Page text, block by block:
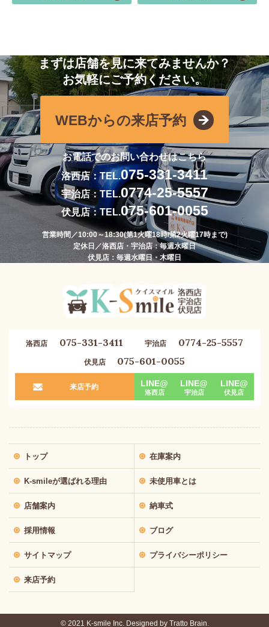
まずは店舗を見に来てみませんか？
お気軽にご予約ください。
WEBからの来店予約
お電話でのお問い合わせはこちら
洛西店：TEL.075-331-3411
宇治店：TEL.0774-25-5557
伏見店：TEL.075-601-0055
営業時間／10:00～18:30(第1火曜18時/第2火曜17時まで)
定休日／洛西店・宇治店：毎週水曜日
伏見店：毎週水曜日・木曜日
洛西店 075-331-3411 宇治店 0774-25-5557
伏見店 075-601-0055
来店予約 LINE@
洛西店
LINE@
宇治店
LINE@
伏見店
トップ 在庫案内
K-smileが選ばれる理由 未使用車とは
店舗案内 納車式
採用情報 ブログ
サイトマップ プライバシーポリシー
来店予約
© 2021 K-smile Inc. Designed by Tratto Brain.